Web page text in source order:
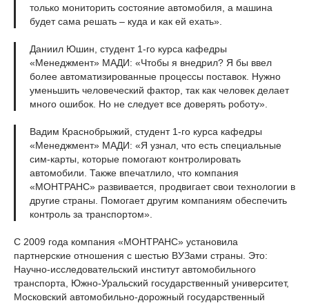
только мониторить состояние автомобиля, а машина
будет сама решать – куда и как ей ехать».
Даниил Юшин, студент 1-го курса кафедры
«Менеджмент» МАДИ: «Чтобы я внедрил? Я бы ввел
более автоматизированные процессы поставок. Нужно
уменьшить человеческий фактор, так как человек делает
много ошибок. Но не следует все доверять роботу».
Вадим Краснобрыжий, студент 1-го курса кафедры
«Менеджмент» МАДИ: «Я узнал, что есть специальные
сим-карты, которые помогают контролировать
автомобили. Также впечатлило, что компания
«МОНТРАНС» развивается, продвигает свои технологии в
другие страны. Помогает другим компаниям обеспечить
контроль за транспортом».
С 2009 года компания «МОНТРАНС» установила
партнерские отношения с шестью ВУЗами страны. Это:
Научно-исследовательский институт автомобильного
транспорта, Южно-Уральский государственный университет,
Московский автомобильно-дорожный государственный